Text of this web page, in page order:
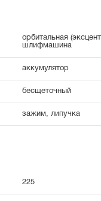
орбитальная
шлифмашина
аккумулятор
бесщеточный
зажим, липучка
225